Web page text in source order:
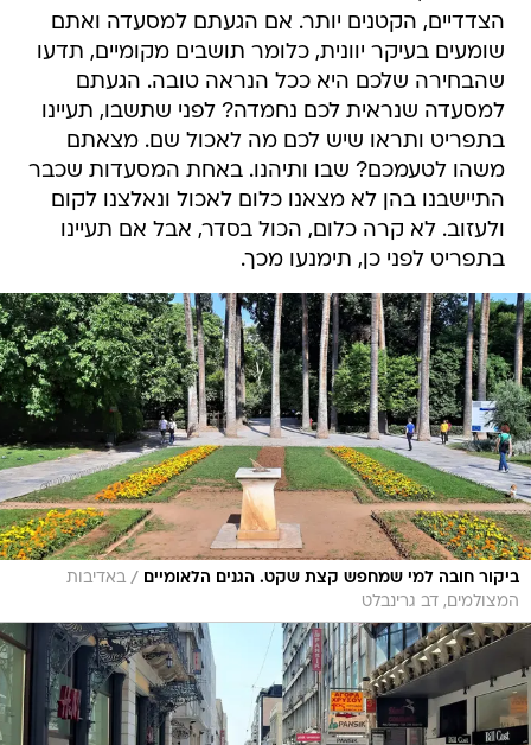
הצדדיים, הקטנים יותר. אם הגעתם למסעדה ואתם
שומעים בעיקר יוונית, כלומר תושבים מקומיים, תדעו
שהבחירה שלכם היא ככל הנראה טובה. הגעתם
למסעדה שנראית לכם נחמדה? לפני שתשבו, תעיינו
בתפריט ותראו שיש לכם מה לאכול שם. מצאתם
משהו לטעמכם? שבו ותיהנו. באחת המסעדות שכבר
התיישבנו בהן לא מצאנו כלום לאכול ונאלצנו לקום
ולעזוב. לא קרה כלום, הכול בסדר, אבל אם תעיינו
בתפריט לפני כן, תימנעו מכך.
ביקור חובה למי שמחפש קצת שקט. הגנים הלאומיים / באדיבות
המצולמים, דב גרינבלט